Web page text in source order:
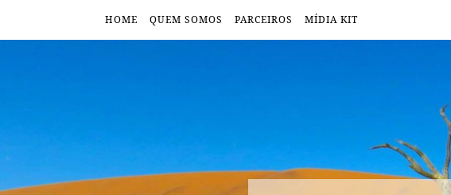
HOME QUEM SOMOS PARCEIROS MÍDIA KIT